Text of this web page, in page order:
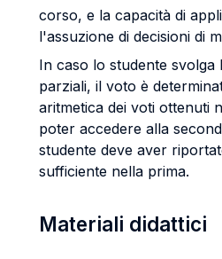
corso, e la capacità di
l'assuzione di decisioni di
In caso lo studente svolga
parziali, il voto è
aritmetica dei voti ottenuti
poter accedere alla
studente deve aver
sufficiente nella prima.
Materiali didattici